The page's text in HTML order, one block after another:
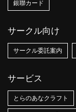
銀聯カード
サークル向け
サークル委託案内
サービス
とらのあなクラフト